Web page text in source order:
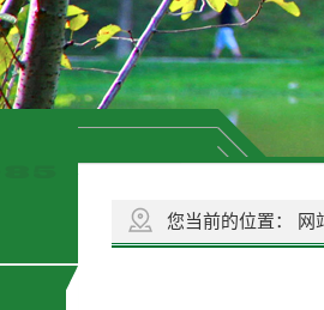
您当前的位置： 网